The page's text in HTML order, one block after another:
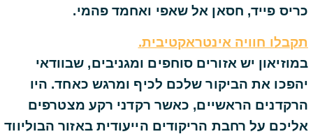
כריס פייד, חסאן אל שאפי ואחמד פהמי.
תקבלו חוויה אינטראקטיבית.
במוזיאון יש אזורים סוחפים ומגניבים, שבוודאי
יהפכו את הביקור שלכם לכיף ומרגש כאחד. היו
הרקדנים הראשיים, כאשר רקדני רקע מצטרפים
אליכם על רחבת הריקודים הייעודית באזור הבוליווד